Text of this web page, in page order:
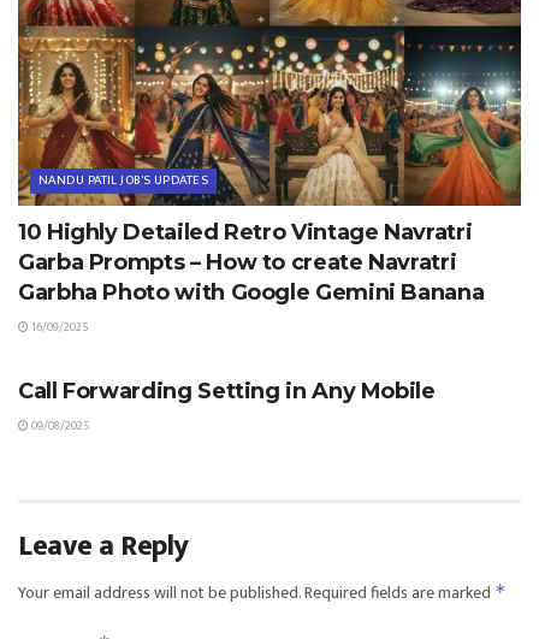
NANDU PATIL JOB'S UPDATES
10 Highly Detailed Retro Vintage Navratri
Garba Prompts – How to create Navratri
Garbha Photo with Google Gemini Banana
16/09/2025
TIPS & TRICKS
Call Forwarding Setting in Any Mobile
09/08/2025
Leave a Reply
Your email address will not be published.Required fields are marked *